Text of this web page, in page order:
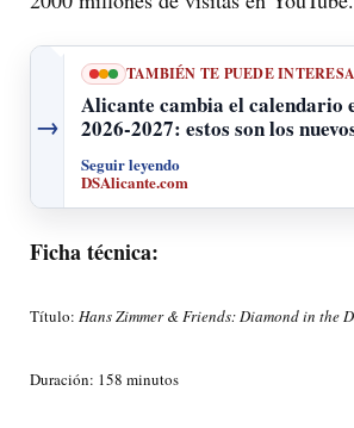
→
TAMBIÉN TE PUEDE
Alicante cambia el calendario
2026-2027: estos son los
Seguir leyendo
DSAlicante.com
Ficha técnica:
Título: Hans Zimmer & Friends: Diamond in the
Duración: 158 minutos